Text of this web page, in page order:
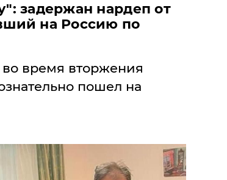
задержан нардеп от
на Россию по
время вторжения
пошел на